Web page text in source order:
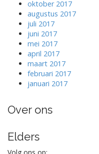
oktober 2017
augustus 2017
juli 2017
juni 2017
mei 2017
april 2017
maart 2017
februari 2017
januari 2017
Over ons
Elders
Volg ons op: